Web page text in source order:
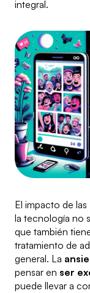
integral.
El impacto de las
la tecnología no
que también
tratamiento de
general. La
pensar en ser
puede llevar a